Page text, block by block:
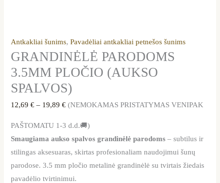
Antkakliai šunims,Pavadėliai antkakliai petnešos šunims
GRANDINĖLĖ PARODOMS
3.5MM PLOČIO (AUKSO
SPALVOS)
12,69€ – 19,89€ (NEMOKAMAS PRISTATYMAS VENIPAK
PAŠTOMATU 1-3 d.d.🚚)
Smaugiama aukso spalvos grandinėlė parodoms – subtilus ir
stilingas aksesuaras, skirtas profesionaliam naudojimui šunų
parodose. 3.5 mm pločio metalinė grandinėlė su tvirtais žiedais
pavadėlio tvirtinimui.